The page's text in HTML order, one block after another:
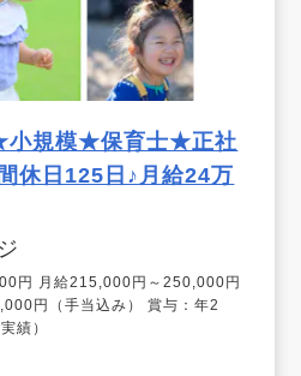
小規模★保育士★正社
休日125日♪月給24万
円 月給215,000円～250,000円
円（手当込み） 賞与：年2
績）